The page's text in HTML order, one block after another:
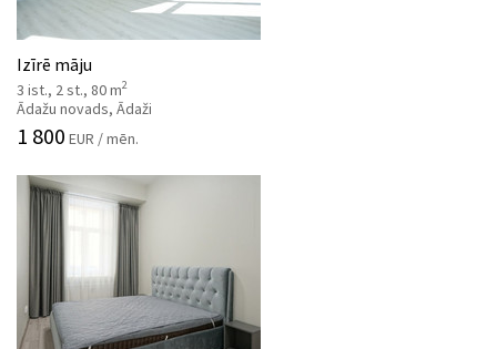
Izīrē māju
3 ist., 2 st., 80 m2
Ādažu novads, Ādaži
1 800 EUR / mēn.